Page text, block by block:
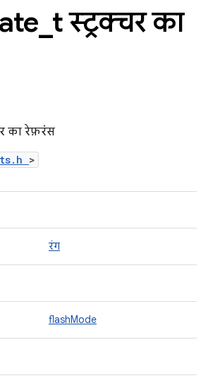
t स्ट्रक्चर का
का रेफ़रंस
>
रंग
flashMode